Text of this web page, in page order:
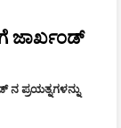
ಜಾರ್ಖಂಡ್
ಪ್ರಯತ್ನಗಳನ್ನು